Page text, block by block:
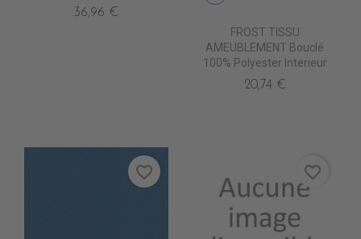
36,96 €
FROST TISSU
AMEUBLEMENT Bouclé
100% Polyester Interieur
20,74 €
favorite_border favorite_border